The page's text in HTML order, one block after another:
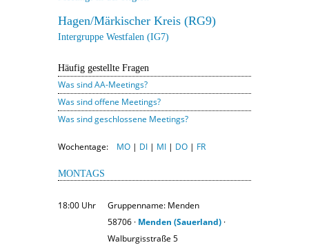
Hagen/Märkischer Kreis (RG9)
Intergruppe Westfalen (IG7)
Häufig gestellte Fragen
Was sind AA-Meetings?
Was sind offene Meetings?
Was sind geschlossene Meetings?
Wochentage: MO | DI | MI | DO | FR
MONTAGS
18:00 Uhr
Gruppenname: Menden
58706 · Menden (Sauerland) ·
Walburgisstraße 5